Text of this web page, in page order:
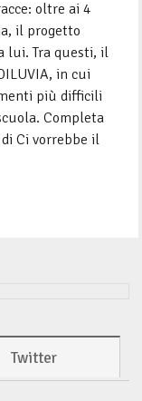
oltre ai 4
il progetto
lui. Tra questi, il
in cui
più difficili
Completa
Ci vorrebbe il
Twitter